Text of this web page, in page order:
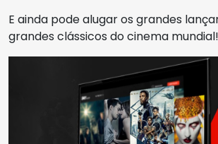
E ainda pode alugar os grandes
grandes clássicos do cinema mundial!